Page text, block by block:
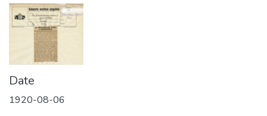
Date
1920-08-06